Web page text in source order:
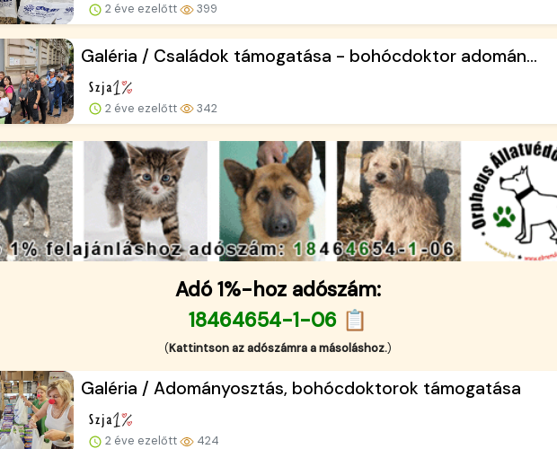
2 éve ezelőtt 399
Galéria / Családok támogatása - bohócdoktor adomán...
2 éve ezelőtt 342
Adó 1%-hoz adószám:
18464654-1-06 📋
(Kattintson az adószámra a másoláshoz.)
Galéria / Adományosztás, bohócdoktorok támogatása
2 éve ezelőtt 424